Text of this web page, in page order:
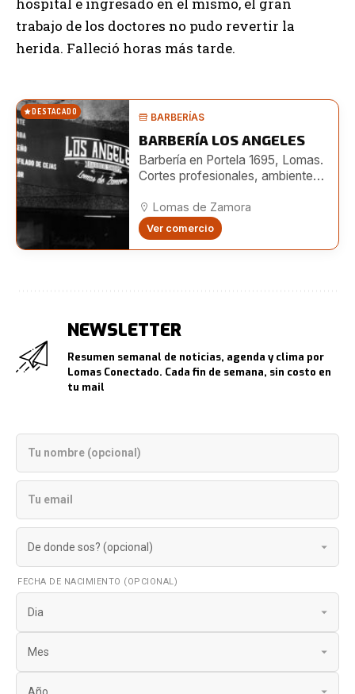
trabajo de los doctores no pudo revertir la
herida. Falleció horas más tarde.
DESTACADO BARBERÍAS
BARBERÍA LOS ANGELES
Barbería en Portela 1695, Lomas.
Cortes profesionales, ambiente
en Boedo 482.
Lomas de Zamora
Ver comercio
NEWSLETTER
Resumen semanal de noticias, agenda y clima por
Lomas Conectado. Cada fin de semana, sin costo en
tu mail
FECHA DE NACIMIENTO (OPCIONAL)